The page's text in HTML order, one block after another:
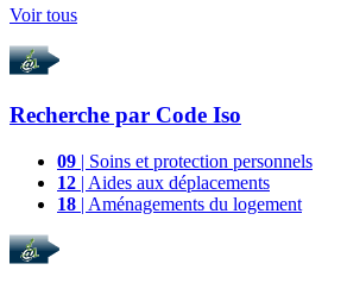
Voir tous
Recherche par Code Iso
09 | Soins et protection personnels
12 | Aides aux déplacements
18 | Aménagements du logement